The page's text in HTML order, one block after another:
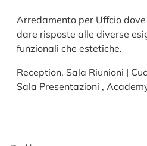
Arredamento per Uffcio
dare risposte alle diverse
funzionali che estetiche.
Reception, Sala Riunioni |
Sala Presentazioni ,